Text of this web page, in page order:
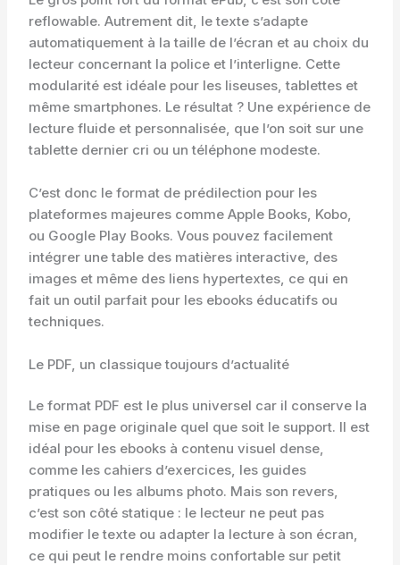
reflowable. Autrement dit, le texte s’adapte
automatiquement à la taille de l’écran et au choix du
lecteur concernant la police et l’interligne. Cette
modularité est idéale pour les liseuses, tablettes et
même smartphones. Le résultat ? Une expérience de
lecture fluide et personnalisée, que l’on soit sur une
tablette dernier cri ou un téléphone modeste.
C’est donc le format de prédilection pour les
plateformes majeures comme Apple Books, Kobo,
ou Google Play Books. Vous pouvez facilement
intégrer une table des matières interactive, des
images et même des liens hypertextes, ce qui en
fait un outil parfait pour les ebooks éducatifs ou
techniques.
Le PDF, un classique toujours d’actualité
Le format PDF est le plus universel car il conserve la
mise en page originale quel que soit le support. Il est
idéal pour les ebooks à contenu visuel dense,
comme les cahiers d’exercices, les guides
pratiques ou les albums photo. Mais son revers,
c’est son côté statique : le lecteur ne peut pas
modifier le texte ou adapter la lecture à son écran,
ce qui peut le rendre moins confortable sur petit